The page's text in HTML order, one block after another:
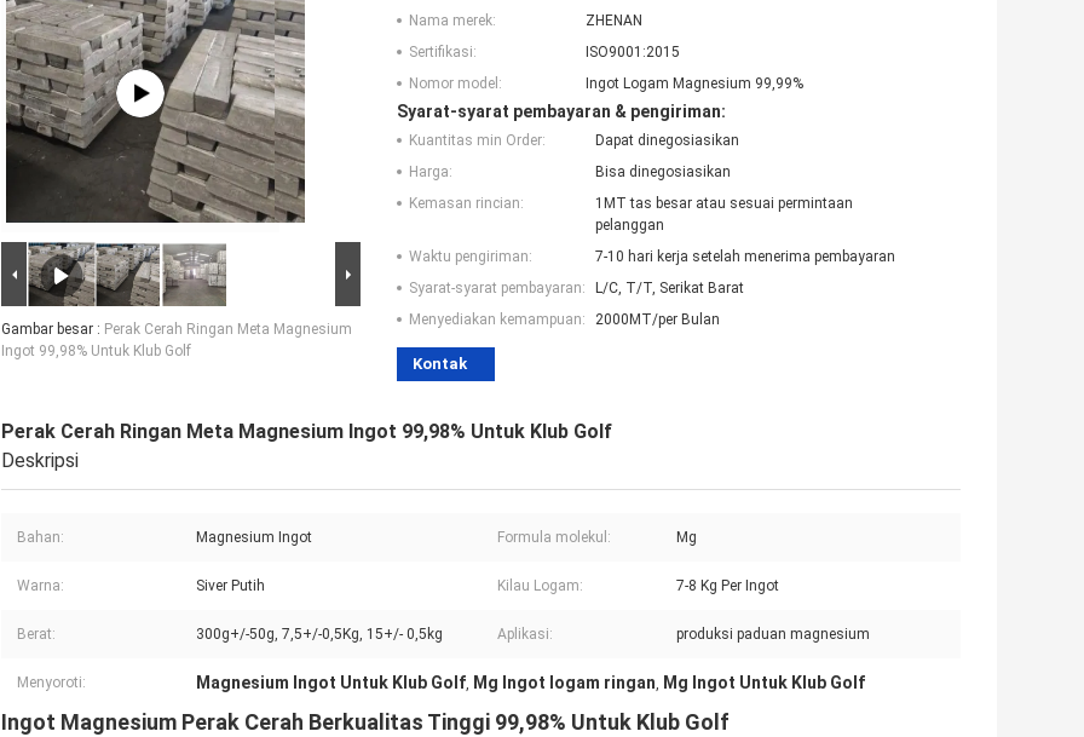
Gambar besar : Perak Cerah Ringan Meta Magnesium
Ingot 99,98% Untuk Klub Golf
Nama merek:
ZHENAN
Sertifikasi:
ISO9001:2015
Nomor model:
Ingot Logam Magnesium 99,99%
Syarat-syarat pembayaran & pengiriman:
Kuantitas min Order:
Dapat dinegosiasikan
Harga:
Bisa dinegosiasikan
Kemasan rincian:
1MT tas besar atau sesuai permintaan
pelanggan
Waktu pengiriman:
7-10 hari kerja setelah menerima pembayaran
Syarat-syarat pembayaran:
L/C, T/T, Serikat Barat
Menyediakan kemampuan:
2000MT/per Bulan
Kontak
Perak Cerah Ringan Meta Magnesium Ingot 99,98% Untuk Klub Golf
Deskripsi
Bahan: Magnesium Ingot Formula molekul: Mg
Warna: Siver Putih Kilau Logam: 7-8 Kg Per Ingot
Berat: 300g+/-50g, 7,5+/-0,5Kg, 15+/- 0,5kg Aplikasi: produksi paduan magnesium
Menyoroti: Magnesium Ingot Untuk Klub Golf, Mg Ingot logam ringan, Mg Ingot Untuk Klub Golf
Ingot Magnesium Perak Cerah Berkualitas Tinggi 99,98% Untuk Klub Golf